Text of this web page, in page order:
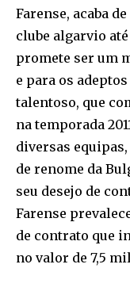
Farense, acaba
clube algarvio
promete ser um
e para os
talentoso, que
na temporada
diversas
de renome da
seu desejo de
Farense
de contrato que
no valor de 7,5